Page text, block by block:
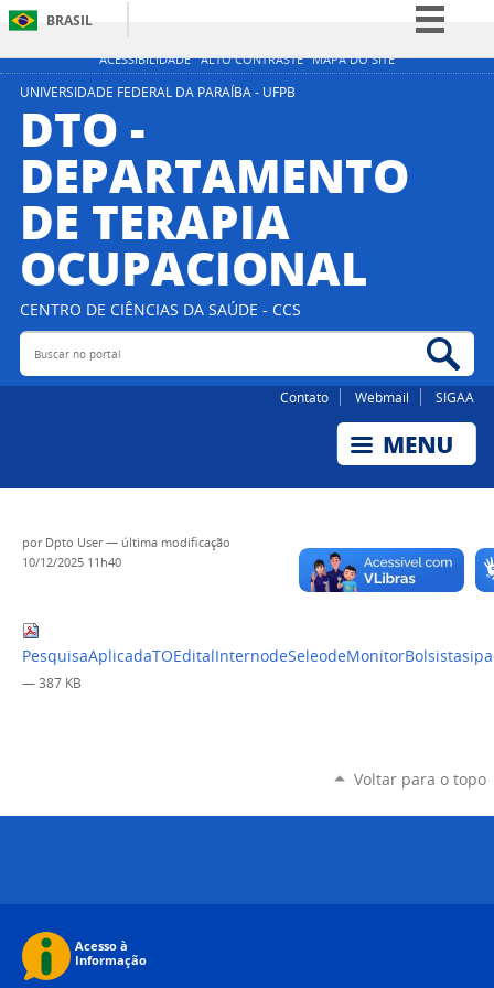
ACESSIBILIDADE ALTO CONTRASTE MAPA DO SITE
BRASIL
Simplifique!
Acesso à informação
Legislação
UNIVERSIDADE FEDERAL DA PARAÍBA - UFPB
DTO -
DEPARTAMENTO
DE TERAPIA
OCUPACIONAL
CENTRO DE CIÊNCIAS DA SAÚDE - CCS
Buscar no portal
Contato Webmail SIGAA
por Dpto User— última modificação
10/12/2025 11h40
— 387 KB
Voltar para o topo